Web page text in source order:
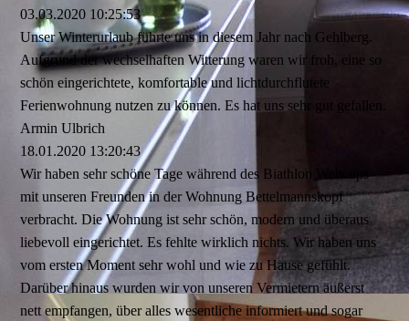
03.03.2020 10:25:53
Unser Winterurlaub führte uns in diesem Jahr nach Gehlberg.
Aufgrund der wechselhaften Witterung waren wir froh, eine so
schön eingerichtete, komfortable und lichtdurchflutete
Ferienwohnung nutzen zu können. Es hat uns sehr gut gefallen.
Armin Ulbrich
18.01.2020 13:20:43
Wir haben sehr schöne Tage während des Biathlon Weltcups
mit unseren Freunden in der Wohnung Bettelmannskopf
verbracht. Die Wohnung ist sehr schön, modern und überaus
liebevoll eingerichtet. Es fehlte wirklich nichts. Wir haben uns
vom ersten Moment sehr wohl und wie zu Hause gefühlt.
Darüber hinaus wurden wir von unseren Vermietern äußerst
nett empfangen, über alles wesentliche informiert und sogar